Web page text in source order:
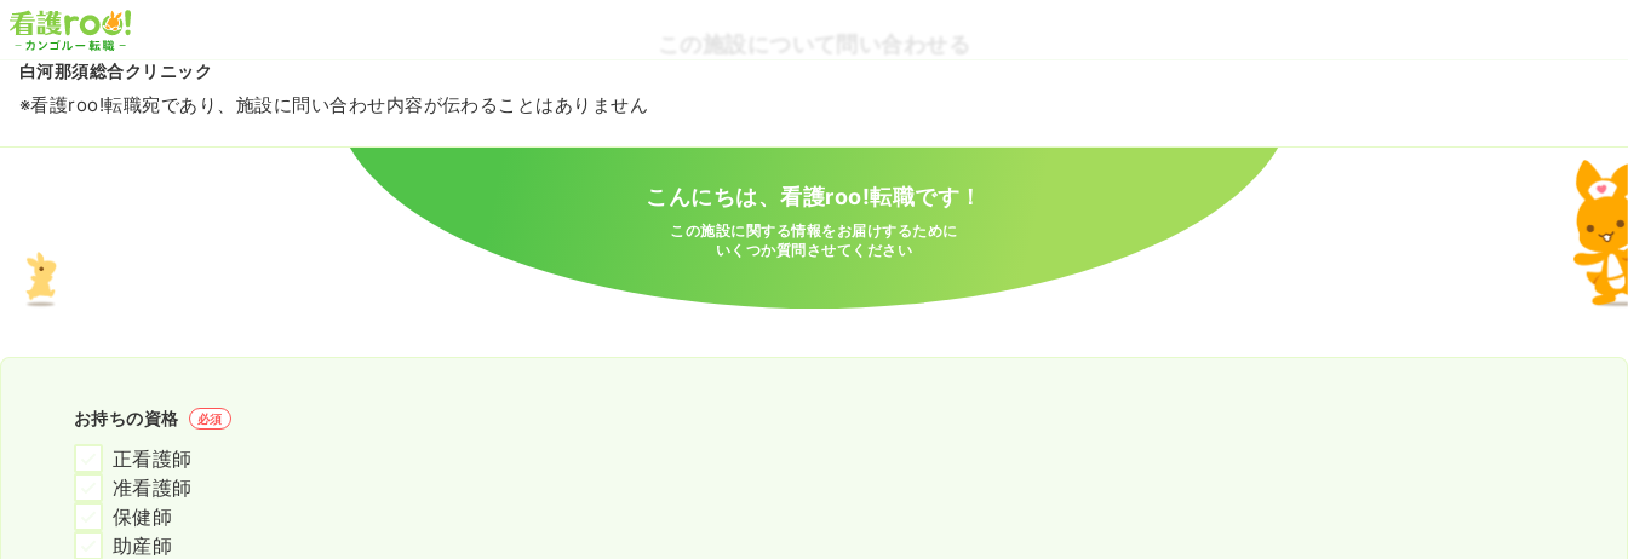
この施設について問い合わせる
白河那須総合クリニック
※看護roo!転職宛であり、施設に問い合わせ内容が伝わることはありません
こんにちは、看護roo!転職です！
この施設に関する情報をお届けするために
いくつか質問させてください
お持ちの資格 必須
正看護師
准看護師
保健師
助産師